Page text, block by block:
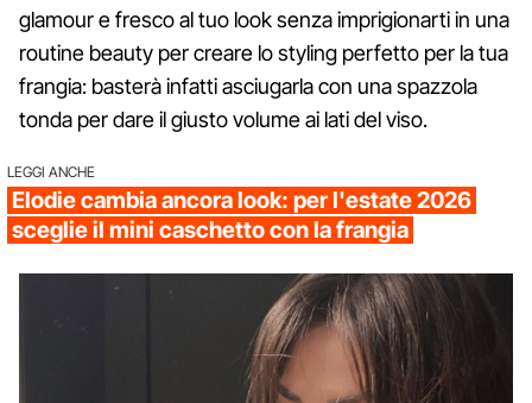
glamour e fresco al tuo look senza imprigionarti in una
routine beauty per creare lo styling perfetto per la tua
frangia: basterà infatti asciugarla con una spazzola
tonda per dare il giusto volume ai lati del viso.
LEGGI ANCHE
Elodie cambia ancora look: per l'estate 2026
sceglie il mini caschetto con la frangia